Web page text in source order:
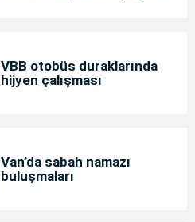
VBB otobüs duraklarında
hijyen çalışması
Van’da sabah namazı
buluşmaları